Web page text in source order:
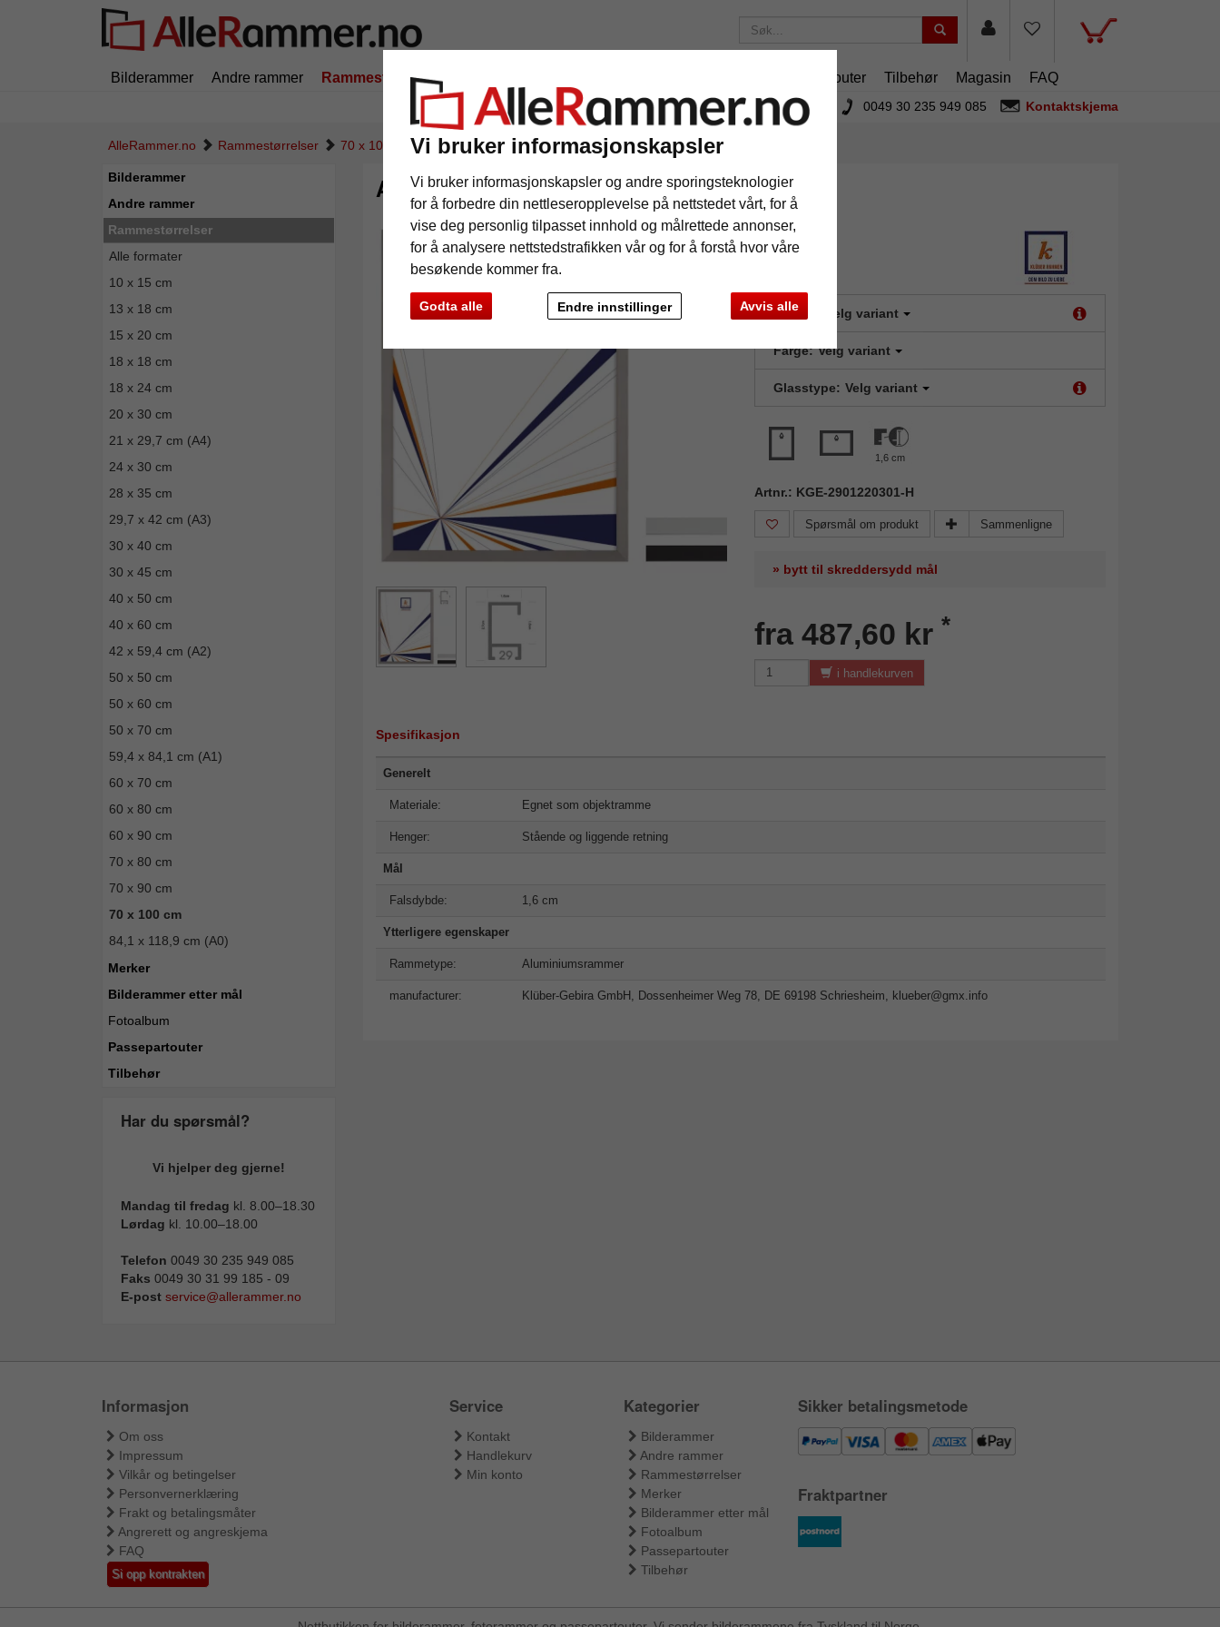
Vi bruker informasjonskapsler
Vi bruker informasjonskapsler og andre sporingsteknologier
for å forbedre din nettleseropplevelse på nettstedet vårt, for å
vise deg personlig tilpasset innhold og målrettede annonser,
for å analysere nettstedstrafikken vår og for å forstå hvor våre
besøkende kommer fra.
Godta alle Avvis alle
Endre innstillinger
Bilderammer Andre rammer Rammestørrelser Passepartouter Tilbehør Magasin FAQ
Fraktkostnadene er 175 kruansett hvor mye du bestiller! 0049 30 235 949 085 Kontaktskjema
AlleRammer.no Rammestørrelser 70 x 100 cm Aluminiumsbilderamme Alejandro
Bilderammer
Andre rammer
Rammestørrelser
Alle formater
10 x 15 cm
13 x 18 cm
15 x 20 cm
18 x 18 cm
18 x 24 cm
20 x 30 cm
21 x 29,7 cm (A4)
24 x 30 cm
28 x 35 cm
29,7 x 42 cm (A3)
30 x 40 cm
30 x 45 cm
40 x 50 cm
40 x 60 cm
42 x 59,4 cm (A2)
50 x 50 cm
50 x 60 cm
50 x 70 cm
59,4 x 84,1 cm (A1)
60 x 70 cm
60 x 80 cm
60 x 90 cm
70 x 80 cm
70 x 90 cm
70 x 100 cm
84,1 x 118,9 cm (A0)
Merker
Bilderammer etter mål
Fotoalbum
Passepartouter
Tilbehør
Har du spørsmål?
Vi hjelper deg gjerne!
Mandag til fredag kl. 8.00–18.30
Lørdag kl. 10.00–18.00
Telefon 0049 30 235 949 085
Faks 0049 30 31 99 185 - 09
E-post service@allerammer.no
Aluminiumsbilderamme Alejandro
Tilbake
Format: Velg variant
Farge: Velg variant
Glasstype: Velg variant
1,6 cm
Artnr.: KGE-2901220301-H
Spørsmål om produkt Sammenligne
» bytt til skreddersydd mål
fra 487,60 kr *
i handlekurven
Spesifikasjon
Generelt
Materiale: Egnet som objektramme
Henger: Stående og liggende retning
Mål
Falsdybde: 1,6 cm
Ytterligere egenskaper
Rammetype: Aluminiumsrammer
manufacturer: Klüber-Gebira GmbH, Dossenheimer Weg 78, DE 69198 Schriesheim, klueber@gmx.info
Informasjon
Om oss
Impressum
Vilkår og betingelser
Personvernerklæring
Frakt og betalingsmåter
Angrerett og angreskjema
FAQ
Si opp kontrakten
Service
Kontakt
Handlekurv
Min konto
Kategorier
Bilderammer
Andre rammer
Rammestørrelser
Merker
Bilderammer etter mål
Fotoalbum
Passepartouter
Tilbehør
Sikker betalingsmetode
Fraktpartner